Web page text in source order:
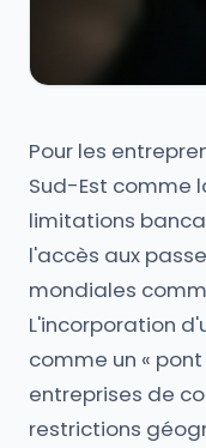
Pour les
Sud-Est comme
limitations
l'accès aux
mondiales
L'incorporation
comme un «
entreprises de
restrictions